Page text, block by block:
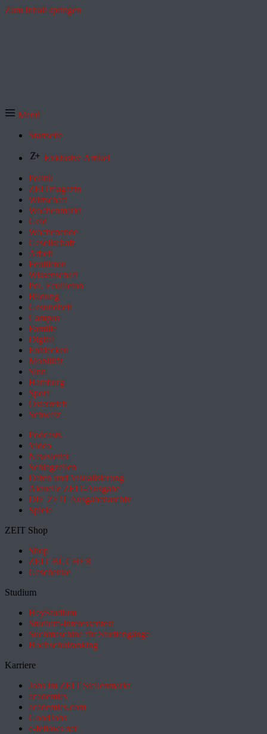
Zum Inhalt springen
Menü
Startseite
Exklusive Artikel
Politik
ZEITmagazin
Wirtschaft
Wochenmarkt
Geld
Wochenende
Gesellschaft
Arbeit
Feuilleton
Wissenschaft
Pol. Feuilleton
Bildung
Gesundheit
Campus
Familie
Digital
Entdecken
Mobilität
Sinn
Hamburg
Sport
Österreich
Schweiz
Podcasts
Video
Newsletter
Schlagzeilen
Daten und Visualisierung
Aktuelle ZEIT-Ausgabe
DIE ZEIT Ausgabenarchiv
Spiele
ZEIT Shop
Shop
ZEIT BÜCHER
Geschenke
Studium
HeyStudium
Studium-Interessentest
Suchmaschine für Studiengänge
Hochschulranking
Karriere
Jobs im ZEIT Stellenmarkt
academics
academics.com
GoodJobs
e-fellows.net